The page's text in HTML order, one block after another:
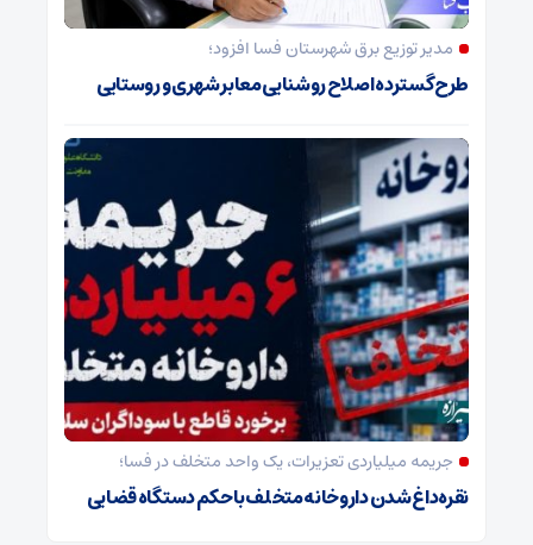
مدیر توزیع برق شهرستان فسا افزود؛
طرح گسترده اصلاح روشنایی معابر شهری و روستایی
جریمه میلیاردی تعزیرات، یک واحد متخلف در فسا؛
نقره‌داغ شدن داروخانه متخلف با حکم دستگاه قضایی